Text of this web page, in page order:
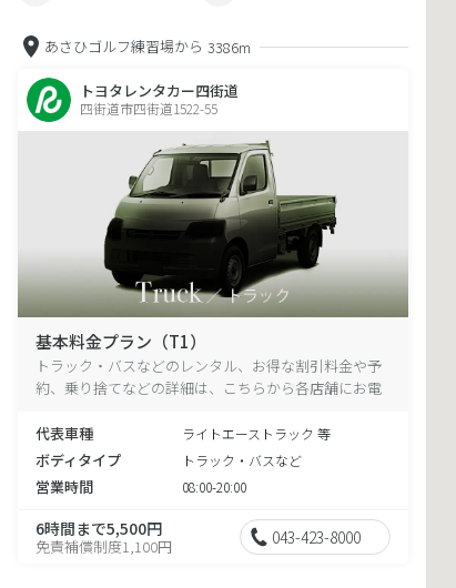
あさひゴルフ練習場から 3386m
トヨタレンタカー四街道
四街道市四街道1522-55
基本料金プラン（T1）
トラック・バスなどのレンタル、お得な割引料金や予
約、乗り捨てなどの詳細は、こちらから各店舗にお電
代表車種
ライトエーストラック 等
ボディタイプ トラック・バスなど
営業時間 08:00-20:00
6時間まで5,500円
免責補償制度1,100円 043-423-8000